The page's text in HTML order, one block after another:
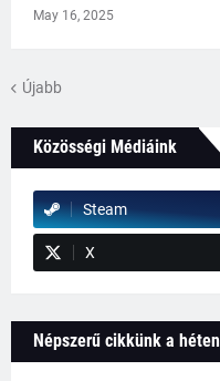
May 16, 2025
Újabb
Közösségi Médiáink
Steam
X
Népszerű cikkünk a héten